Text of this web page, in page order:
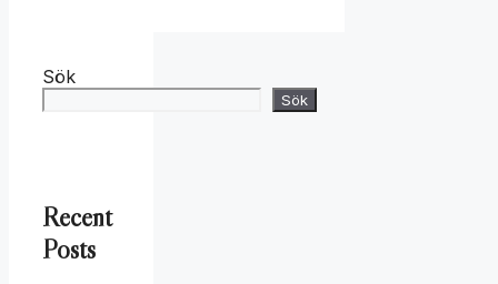
Sök
Sök
Recent
Posts